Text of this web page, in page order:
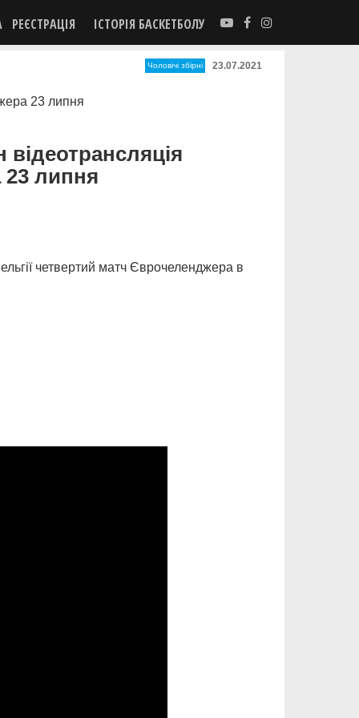
РЕЄСТРАЦІЯ ІСТОРІЯ БАСКЕТБОЛУ
Чоловічі збірні 23.07.2021
відеотрансляція
липня
четвертий матч Єврочеленджера в